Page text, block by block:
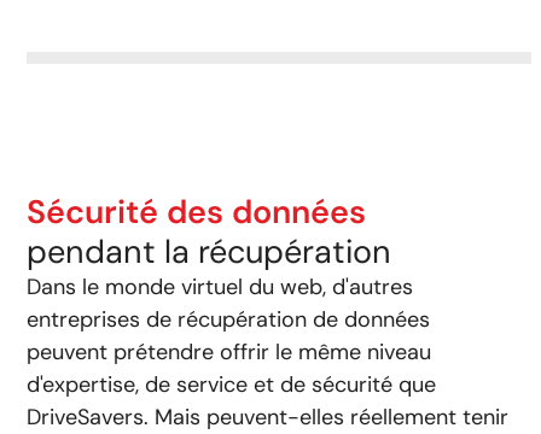
Sécurité des données
pendant la récupération
Dans le monde virtuel du web, d'autres
entreprises de récupération de données
peuvent prétendre offrir le même niveau
d'expertise, de service et de sécurité que
DriveSavers. Mais peuvent-elles réellement tenir